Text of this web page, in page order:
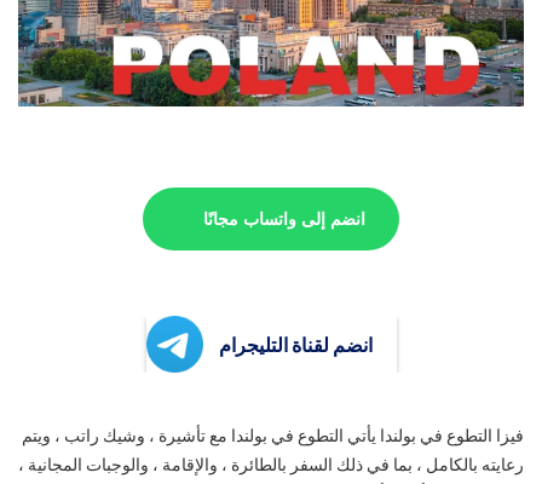
انضم إلى واتساب مجانًا
انضم لقناة التليجرام
فيزا التطوع في بولندا يأتي التطوع في بولندا مع تأشيرة ، وشيك راتب ، ويتم
رعايته بالكامل ، بما في ذلك السفر بالطائرة ، والإقامة ، والوجبات المجانية ،